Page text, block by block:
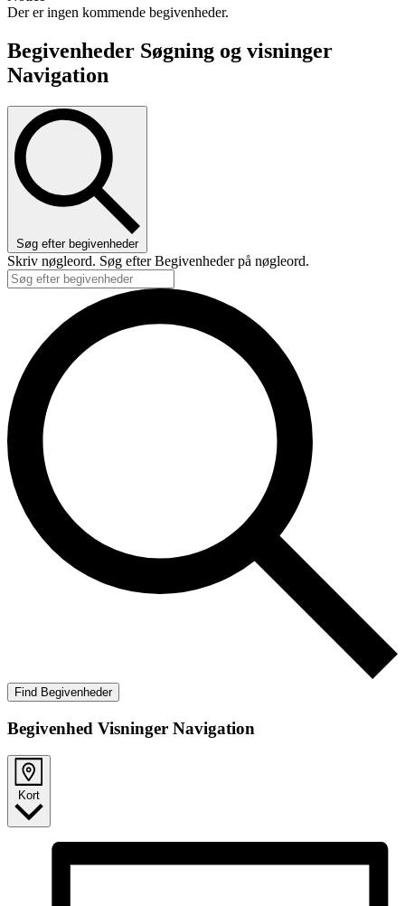
Der er ingen kommende begivenheder.
Begivenheder Søgning og visninger
Navigation
Søg efter begivenheder
Skriv nøgleord. Søg efter Begivenheder på nøgleord.
Find Begivenheder
Begivenhed Visninger Navigation
Kort